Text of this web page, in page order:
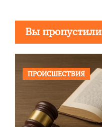
Вы пропустили
ПРОИСШЕСТВИЯ